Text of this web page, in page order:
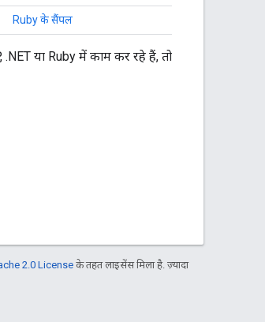
Ruby के सैंपल
या Ruby में काम कर रहे हैं, तो
2.0 Licenseके तहत लाइसेंस मिला है. ज़्यादा